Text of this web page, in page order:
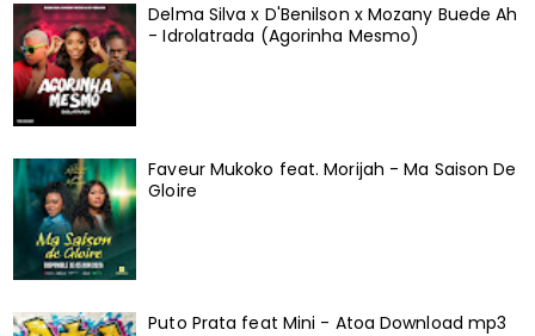
Delma Silva x D'Benilson x Mozany Buede Ah
- Idrolatrada (Agorinha Mesmo)
Faveur Mukoko feat. Morijah - Ma Saison De
Gloire
Puto Prata feat Mini - Atoa Download mp3